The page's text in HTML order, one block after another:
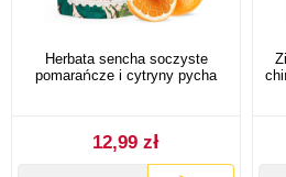
Herbata sencha soczyste
pomarańcze i cytryny pycha
12,99 zł